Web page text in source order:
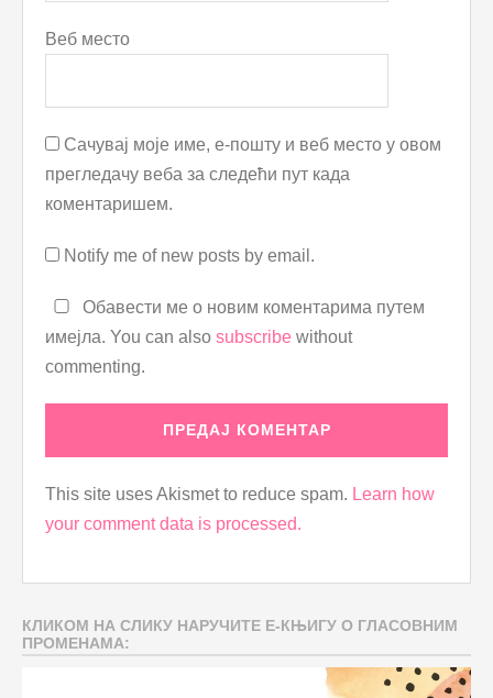
Веб место
Сачувај моје име, е-пошту и веб место у овом
прегледачу веба за следећи пут када
коментаришем.
Notify me of new posts by email.
Обавести ме о новим коментарима путем
имејла. You can also subscribe without
commenting.
This site uses Akismet to reduce spam. Learn how
your comment data is processed.
КЛИКОМ НА СЛИКУ НАРУЧИТЕ Е-КЊИГУ О ГЛАСОВНИМ
ПРОМЕНАМА: